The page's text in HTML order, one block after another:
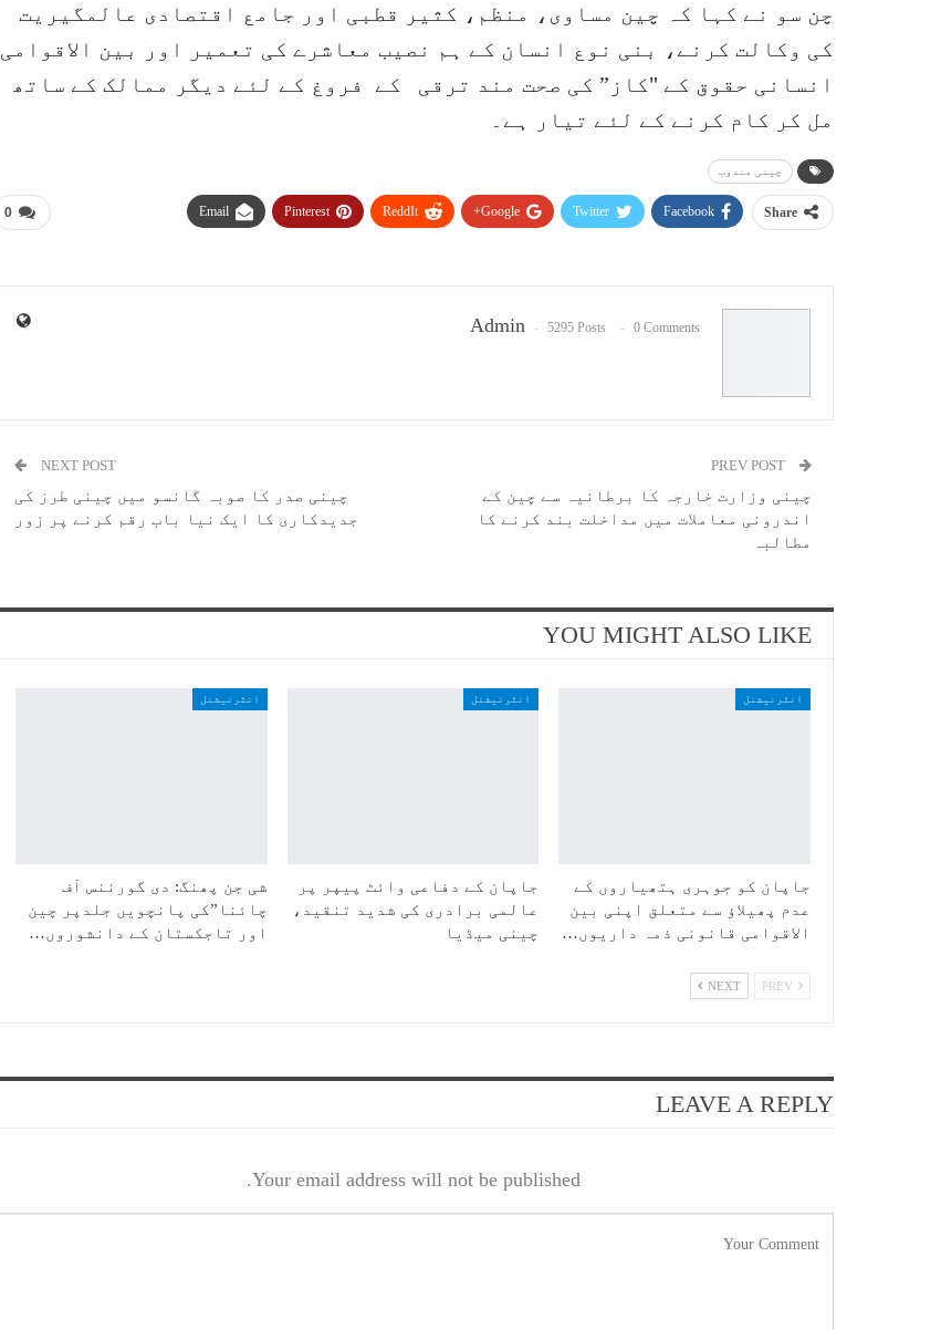
چن سو نے کہا کہ چین مساوی، منظم، کثیر قطبی اور جامع اقتصادی عالمگیریت
کی وکالت کرنے، بنی نوع انسان کے ہم نصیب معاشرے کی تعمیر اور بین الاقوامی
انسانی حقوق کے "کاز” کی صحت مند ترقی کے فروغ کے لئے دیگر ممالک کے ساتھ
مل کر کام کرنے کے لئے تیار ہے۔
چینی مندوب
0 Share
Facebook
Twitter
Google+
ReddIt
Pinterest
Email
Admin 5295 Posts 0 Comments
چینی وزارت خارجہ کا برطانیہ سے چین کے
اندرونی معاملات میں مداخلت بند کرنے کا
مطالبہ
NEXT POST
چینی صدر کا صوبہ گانسو میں چینی طرز کی
جدیدکاری کا ایک نیا باب رقم کرنے پر زور
YOU MIGHT ALSO LIKE
انٹرنیشنل
جاپان کو جوہری ہتھیاروں کے
عدم پھیلاؤ سے متعلق اپنی بین
الاقوامی قانونی ذمہ داریوں…
انٹرنیشنل
جاپان کے دفاعی وائٹ پیپر پر
عالمی برادری کی شدید تنقید،
چینی میڈیا
انٹرنیشنل
شی جن پھنگ: دی گورننس آف
چائنا”کی پانچویں جلدپر چین
اور تاجکستان کے دانشوروں…
NEXT
LEAVE A REPLY
Your email address will not be published.